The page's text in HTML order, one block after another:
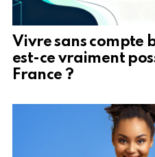
Vivre sans compte
est-ce vraiment
France ?